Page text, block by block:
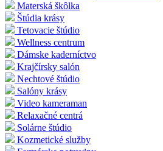
Materská škôlka
Štúdia krásy
Tetovacie štúdio
Wellness centrum
Dámske kaderníctvo
Krajčírsky salón
Nechtové štúdio
Salóny krásy
Video kameraman
Relaxačné centrá
Solárne štúdio
Kozmetické služby